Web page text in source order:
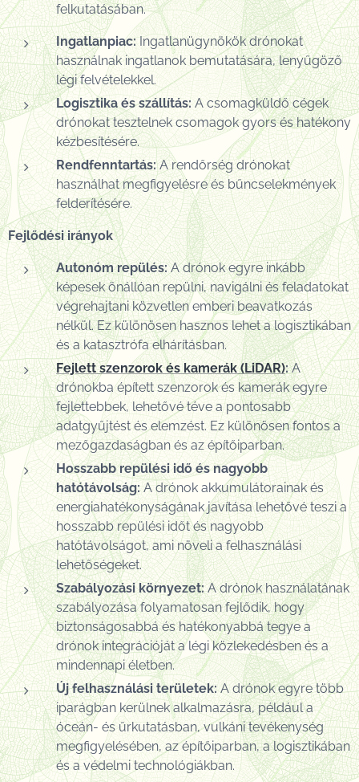
felkutatásában.
Ingatlanpiac:Ingatlanügynökök drónokat
használnak ingatlanok bemutatására, lenyűgöző
légi felvételekkel.
Logisztika és szállítás: A csomagküldő cégek
drónokat tesztelnek csomagok gyors és hatékony
kézbesítésére.
Rendfenntartás:A rendőrség drónokat
használhat megfigyelésre és bűncselekmények
felderítésére.
Fejlődési irányok
Autonóm repülés:A drónok egyre inkább
képesek önállóan repülni, navigálni és feladatokat
végrehajtani közvetlen emberi beavatkozás
nélkül. Ez különösen hasznos lehet a logisztikában
és a katasztrófa elhárításban.
Fejlett szenzorok és kamerák (LiDAR):A
drónokba épített szenzorok és kamerák egyre
fejlettebbek, lehetővé téve a pontosabb
adatgyűjtést és elemzést. Ez különösen fontos a
mezőgazdaságban és az építőiparban.
Hosszabb repülési idő és nagyobb
hatótávolság: A drónok akkumulátorainak és
energiahatékonyságának javítása lehetővé teszi a
hosszabb repülési időt és nagyobb
hatótávolságot, ami növeli a felhasználási
lehetőségeket.
Szabályozási környezet:A drónok használatának
szabályozása folyamatosan fejlődik, hogy
biztonságosabbá és hatékonyabbá tegye a
drónok integrációját a légi közlekedésben és a
mindennapi életben.
Új felhasználási területek:A drónok egyre több
iparágban kerülnek alkalmazásra, például a
óceán- és űrkutatásban, vulkáni tevékenység
megfigyelésében, az építőiparban, a logisztikában
és a védelmi technológiákban.